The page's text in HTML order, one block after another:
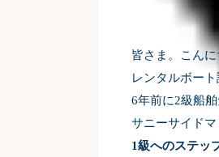
皆さま。こんに
レンタルボー
6年前に2級船
サニーサイド
1級へのステッ